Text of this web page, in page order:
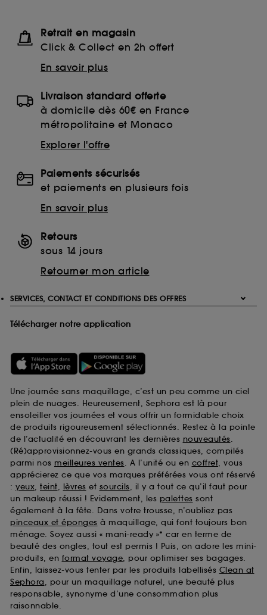
Retrait en magasin
Click & Collect en 2h offert
En savoir plus
Livraison standard offerte
à domicile dès 60€ en France
métropolitaine et Monaco
Explorer l'offre
Paiements sécurisés
et paiements en plusieurs fois
En savoir plus
Retours
sous 14 jours
Retourner mon article
SERVICES, CONTACT ET CONDITIONS DES OFFRES
Télécharger notre application
Une journée sans maquillage, c’est un peu comme un ciel
plein de nuages. Heureusement, Sephora est là pour
ensoleiller vos journées et vous offrir un formidable choix
de produits rigoureusement sélectionnés. Restez à la pointe
de l’actualité en découvrant les dernières nouveautés.
(Ré)approvisionnez-vous en grands classiques, compilés
parmi nos meilleures ventes. A l’unité ou en coffret, vous
apprécierez ce que vos marques préférées vous ont réservé
: yeux, teint, lèvres et sourcils, il y a tout ce qu’il faut pour
un makeup réussi ! Evidemment, les palettes sont
également à la fête. Dans votre trousse, n’oubliez pas
pinceaux et éponges à maquillage, qui font toujours bon
ménage. Soyez aussi « mani-ready »* car en terme de
beauté des ongles, tout est permis ! Puis, on adore les mini-
produits, en format voyage, pour optimiser ses bagages.
Enfin, laissez-vous tenter par les produits labellisés Clean at
Sephora, pour un maquillage naturel, une beauté plus
responsable, synonyme d’une consommation plus
raisonnable.